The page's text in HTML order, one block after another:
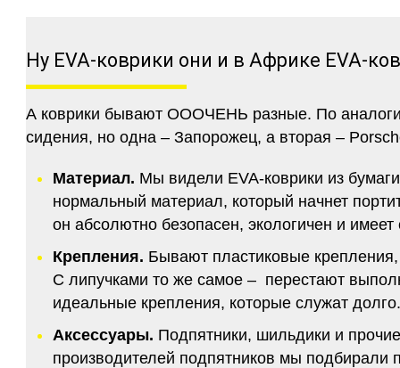
Ну EVA-коврики они и в Африке EVA-
А коврики бывают ОООЧЕНЬ разные. По
сидения, но одна – Запорожец, а вторая –
Материал. Мы видели EVA-коврики из
нормальный материал, который начнет
он абсолютно безопасен, экологичен и
Крепления. Бывают пластиковые
С липучками то же самое – перестают
идеальные крепления, которые служат
Аксессуары. Подпятники, шильдики и
производителей подпятников мы подбирали